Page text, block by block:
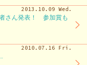
2013.10.09 Wed.
さん発表！ 参加賞も
2010.07.16 Fri.